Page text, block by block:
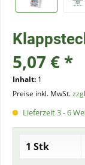
5,07 € *
Inhalt: 1
Preise inkl. MwSt.
Lieferzeit 3 - 6